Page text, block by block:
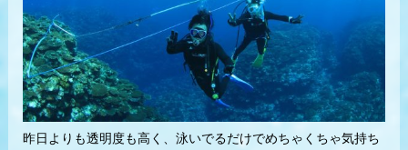
昨日よりも透明度も高く、泳いでるだけでめちゃくちゃ気持ち